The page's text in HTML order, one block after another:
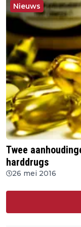
Nieuws
Twee
harddrugs
26 mei 2016